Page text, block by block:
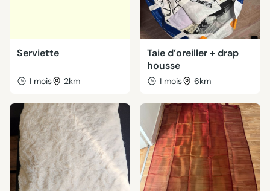
Serviette
1 mois 2km
Taie d’oreiller + drap
housse
1 mois 6km